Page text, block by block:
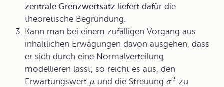
zentrale Grenzwertsatz liefert dafür die
theoretische Begründung.
Kann man bei einem zufälligen Vorgang aus
inhaltlichen Erwägungen davon ausgehen, dass
er sich durch eine Normalverteilung
modellieren lässt, so reicht es aus, den
Erwartungswert μ und die Streuungσ2 zu